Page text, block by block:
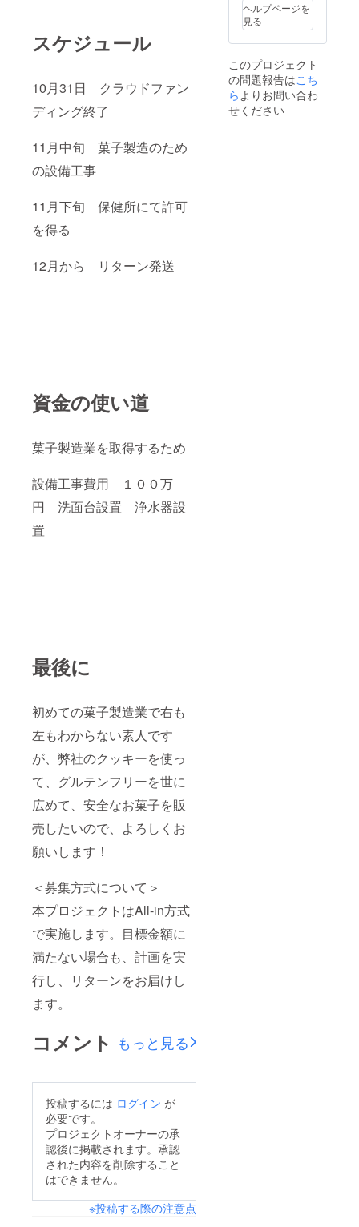
スケジュール
10月31日 クラウドファン
ディング終了
11月中旬 菓子製造のため
の設備工事
11月下旬 保健所にて許可
を得る
12月から リターン発送
資金の使い道
菓子製造業を取得するため
設備工事費用 １００万
円 洗面台設置 浄水器設
置
最後に
初めての菓子製造業で右も
左もわからない素人です
が、弊社のクッキーを使っ
て、グルテンフリーを世に
広めて、安全なお菓子を販
売したいので、よろしくお
願いします！
＜募集方式について＞
本プロジェクトはAll-in方式
で実施します。目標金額に
満たない場合も、計画を実
行し、リターンをお届けし
ます。
コメント もっと見る
投稿するには ログイン が
必要です。
プロジェクトオーナーの承
認後に掲載されます。承認
された内容を削除すること
はできません。
※投稿する際の注意点
ヘルプページを
見る
このプロジェクト
の問題報告はこち
らよりお問い合わ
せください